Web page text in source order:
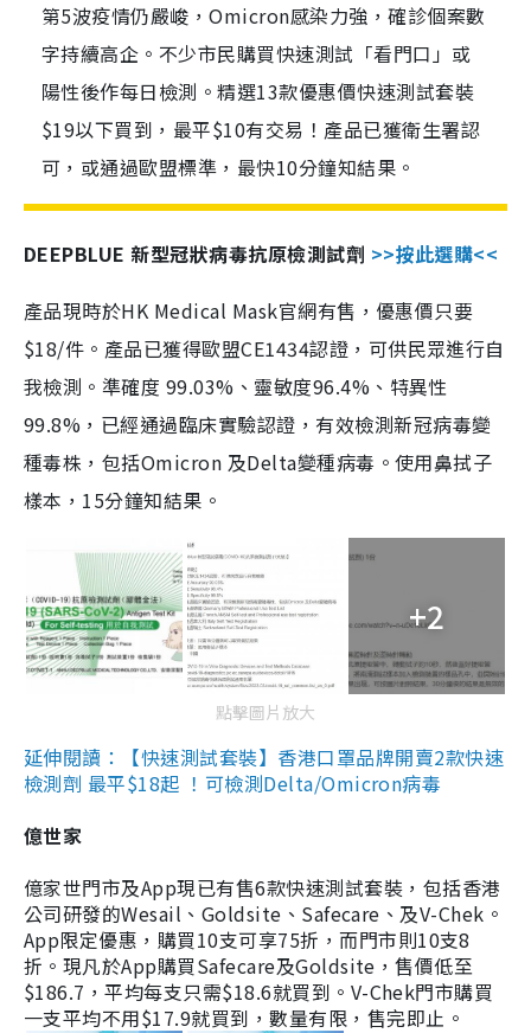
第5波疫情仍嚴峻，Omicron感染力強，確診個案數
字持續高企。不少市民購買快速測試「看門口」或
陽性後作每日檢測。精選13款優惠價快速測試套裝
$19以下買到，最平$10有交易！產品已獲衛生署認
可，或通過歐盟標準，最快10分鐘知結果。
DEEPBLUE 新型冠狀病毒抗原檢測試劑 >>按此選購<<
產品現時於HK Medical Mask官網有售，優惠價只要
$18/件。產品已獲得歐盟CE1434認證，可供民眾進行自
我檢測。準確度 99.03%、靈敏度96.4%、特異性
99.8%，已經通過臨床實驗認證，有效檢測新冠病毒變
種毒株，包括Omicron 及Delta變種病毒。使用鼻拭子
樣本，15分鐘知結果。
+2
點擊圖片放大
延伸閱讀：【快速測試套裝】香港口罩品牌開賣2款快速
檢測劑 最平$18起 ！可檢測Delta/Omicron病毒
億世家
億家世門市及App現已有售6款快速測試套裝，包括香港
公司研發的Wesail、Goldsite、Safecare、及V-Chek。
App限定優惠，購買10支可享75折，而門市則10支8
折。現凡於App購買Safecare及Goldsite，售價低至
$186.7，平均每支只需$18.6就買到。V-Chek門市購買
一支平均不用$17.9就買到，數量有限，售完即止。